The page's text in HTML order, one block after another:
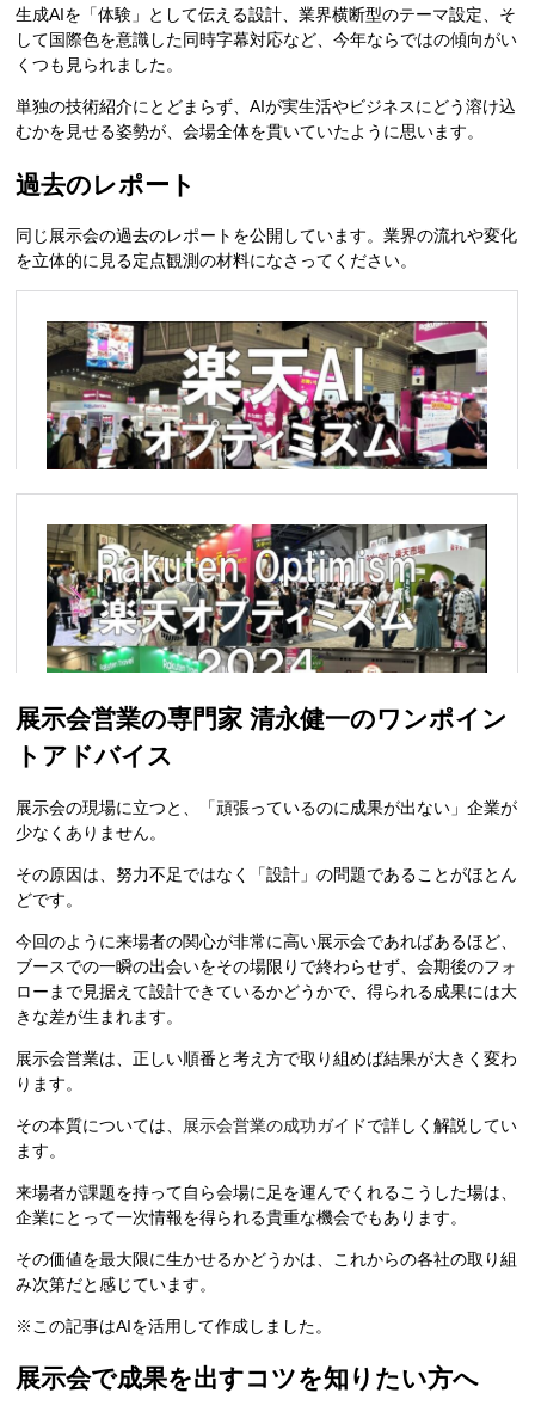
生成AIを「体験」として伝える設計、業界横断型のテーマ設定、そ
して国際色を意識した同時字幕対応など、今年ならではの傾向がい
くつも見られました。
単独の技術紹介にとどまらず、AIが実生活やビジネスにどう溶け込
むかを見せる姿勢が、会場全体を貫いていたように思います。
過去のレポート
同じ展示会の過去のレポートを公開しています。業界の流れや変化
を立体的に見る定点観測の材料になさってください。
展示会営業の専門家 清永健一のワンポイン
トアドバイス
展示会の現場に立つと、「頑張っているのに成果が出ない」企業が
少なくありません。
その原因は、努力不足ではなく「設計」の問題であることがほとん
どです。
今回のように来場者の関心が非常に高い展示会であればあるほど、
ブースでの一瞬の出会いをその場限りで終わらせず、会期後のフォ
ローまで見据えて設計できているかどうかで、得られる成果には大
きな差が生まれます。
展示会営業は、正しい順番と考え方で取り組めば結果が大きく変わ
ります。
その本質については、 展示会営業の成功ガイドで詳しく解説してい
ます。
来場者が課題を持って自ら会場に足を運んでくれるこうした場は、
企業にとって一次情報を得られる貴重な機会でもあります。
その価値を最大限に生かせるかどうかは、これからの各社の取り組
み次第だと感じています。
※この記事はAIを活用して作成しました。
展示会で成果を出すコツを知りたい方へ